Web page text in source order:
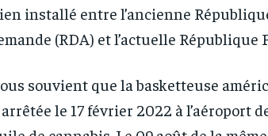
and you / year
news and articles for a whole year.
and you / year
news and articles for a whole year.
installé entre l’ancienne
(RDA) et l’actuelle République
souvient que la basketteuse
le 17 février 2022 à l’aéroport